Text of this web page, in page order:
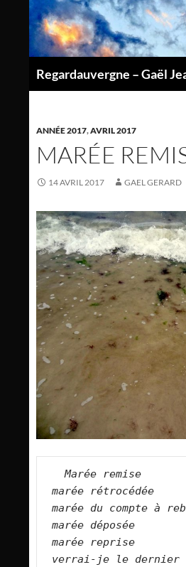
contenu
ANNÉE 2017,AVRIL 2017
MARÉE
14 AVRIL 2017 GAEL GERARD
Marée remise
marée rétrocédée
marée du compte à
marée déposée
marée reprise
verrai-je le